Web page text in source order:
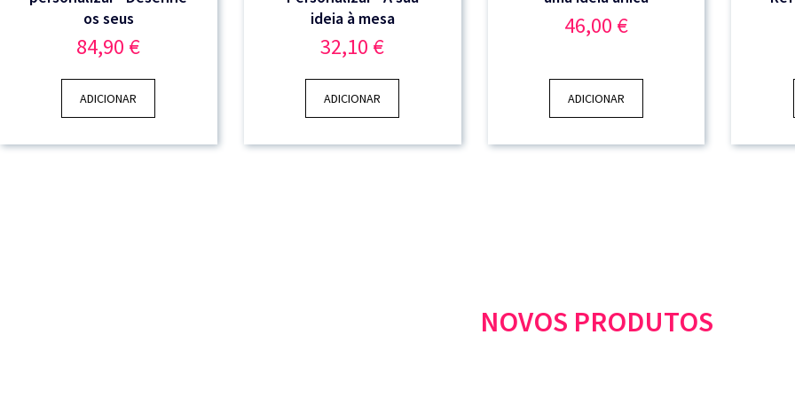
os seus
84,90 €
ADICIONAR
ideia à mesa
32,10 €
ADICIONAR
46,00 €
ADICIONAR
NOVOS PRODUTOS